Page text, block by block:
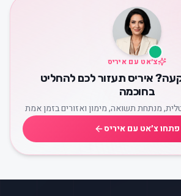
צ׳אט עם איריס
איריס תעזור לכם להחליט
בחוכמה
מנתחת תשואה, מימון ואזורים בזמן אמת
פתחו צ׳אט עם איריס